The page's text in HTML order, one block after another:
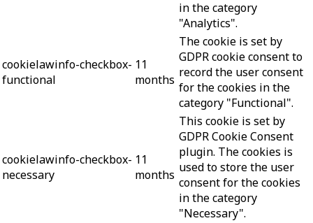
in the category
"Analytics".
cookielawinfo-checkbox-
functional
11
months
The cookie is set by
GDPR cookie consent to
record the user consent
for the cookies in the
category "Functional".
cookielawinfo-checkbox-
necessary
11
months
This cookie is set by
GDPR Cookie Consent
plugin. The cookies is
used to store the user
consent for the cookies
in the category
"Necessary".